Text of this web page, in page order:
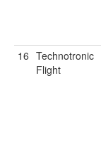
16 Technotronic
Flight